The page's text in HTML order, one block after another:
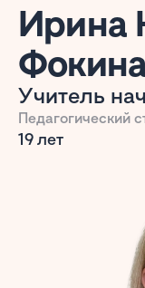
Ирина
Учитель
Педагогический
19 лет